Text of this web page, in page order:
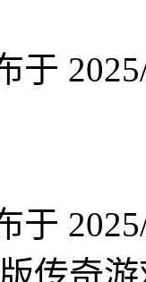
于
于
传奇